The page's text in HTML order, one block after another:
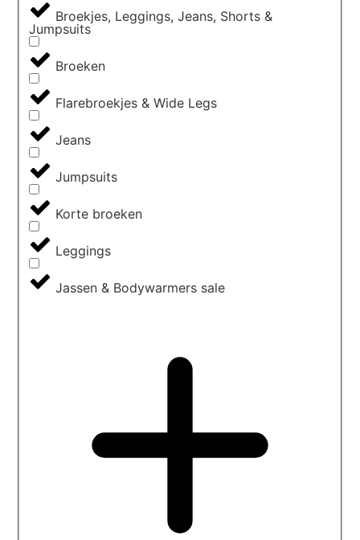
Broekjes, Leggings, Jeans, Shorts &
Jumpsuits
Broeken
Flarebroekjes & Wide Legs
Jeans
Jumpsuits
Korte broeken
Leggings
Jassen & Bodywarmers sale